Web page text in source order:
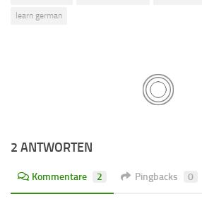
learn german
2 ANTWORTEN
Kommentare 2 Pingbacks 0